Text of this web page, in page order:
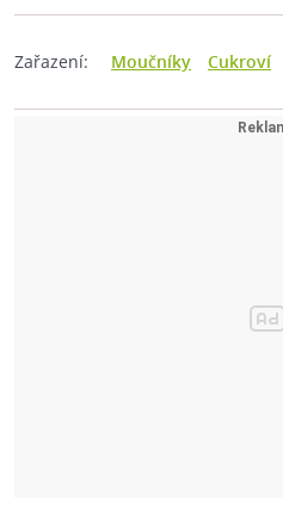
Zařazení: Moučníky Cukroví